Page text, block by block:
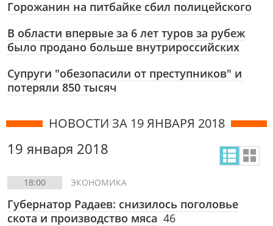
Горожанин на питбайке сбил полицейского
В области впервые за 6 лет туров за рубеж
было продано больше внутрироссийских
Супруги "обезопасили от преступников" и
потеряли 850 тысяч
НОВОСТИ ЗА 19 ЯНВАРЯ 2018
19 января 2018
18:00 ЭКОНОМИКА
Губернатор Радаев: снизилось поголовье
скота и производство мяса 46